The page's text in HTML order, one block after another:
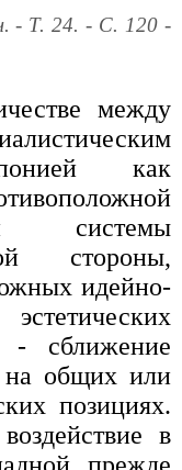
- Т. 24. - С. 120 -
между
как
системы
стороны,
идейно-
- сближение
на общих или
позициях.
в